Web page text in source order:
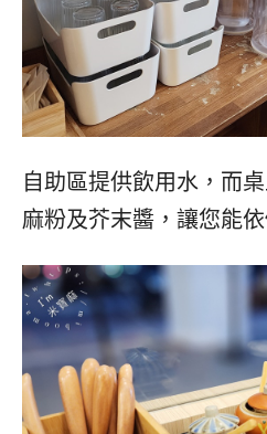
自助區提供飲用水，而
麻粉及芥末醬，讓您能